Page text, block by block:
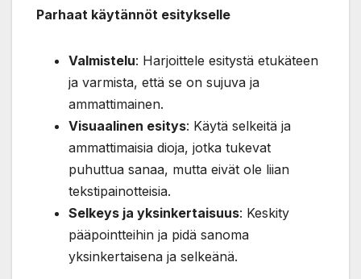
Parhaat käytännöt esitykselle
Valmistelu: Harjoittele esitystä etukäteen
ja varmista, että se on sujuva ja
ammattimainen.
Visuaalinen esitys: Käytä selkeitä ja
ammattimaisia dioja, jotka tukevat
puhuttua sanaa, mutta eivät ole liian
tekstipainotteisia.
Selkeys ja yksinkertaisuus: Keskity
pääpointteihin ja pidä sanoma
yksinkertaisena ja selkeänä.